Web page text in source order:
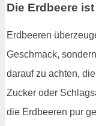
Die Erdbeere
Erdbeeren
Geschmack,
darauf zu achten,
Zucker oder
die Erdbeeren pur